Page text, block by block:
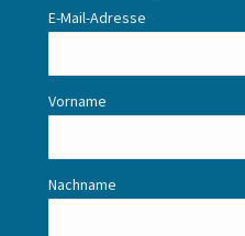
E-Mail-Adresse
Vorname
Nachname